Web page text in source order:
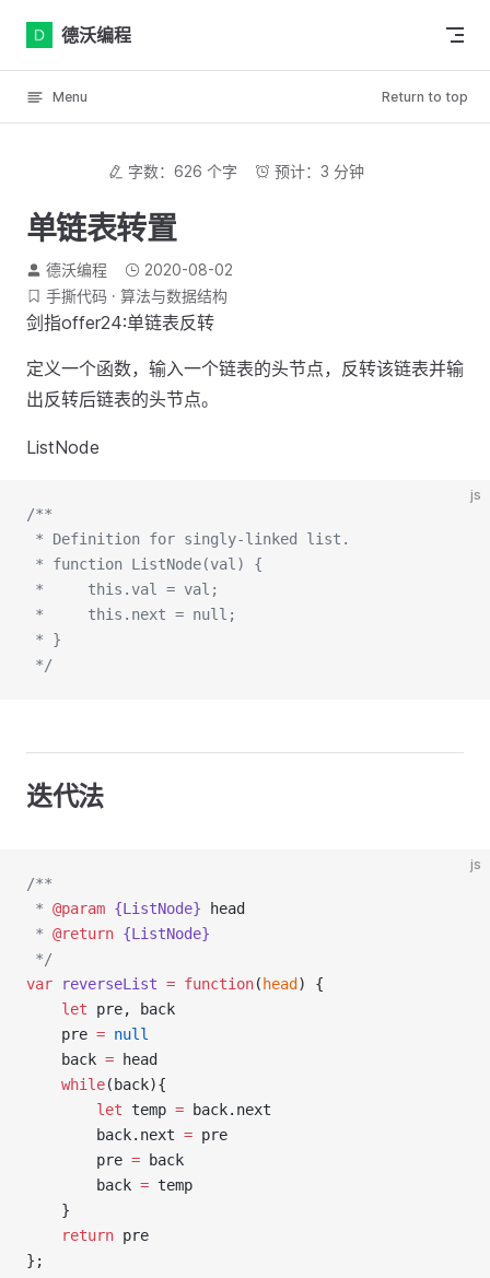
Skip to content
德沃编程
Menu Return to top
字数：626 个字 预计：3 分钟
单链表转置
德沃编程
2020-08-02
手撕代码
算法与数据结构
剑指offer24:单链表反转
定义一个函数，输入一个链表的头节点，反转该链表并输
出反转后链表的头节点。
ListNode
js
/**
* Definition for singly-linked list.
* function ListNode(val) {
*     this.val = val;
*     this.next = null;
* }
*/
迭代法
js
/**
* @param {ListNode}
head
* @return {ListNode}
*/
var
reverseList = function( head ) {
let pre, back
    pre
= null
    back
= head
while(back){
let temp = back.next
        back.next
= pre
        pre
= back
        back
= temp
    }
return pre
};